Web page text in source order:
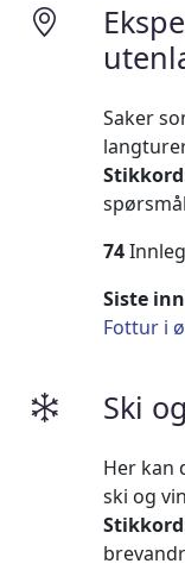
Saker
74
Siste
Fottur i
Ski
Her kan
ski og